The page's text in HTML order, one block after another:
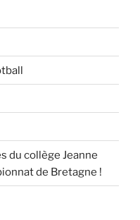
du collège Jeanne
de Bretagne !